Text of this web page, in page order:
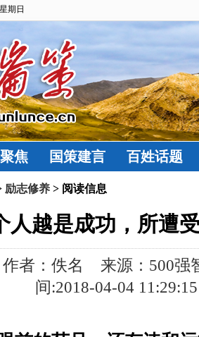
期日
焦 国策建言 百姓话题
励志修养 > 阅读信息
人越是成功，所遭
作者：佚名 来源：500强
间:2018-04-04 11:29:15